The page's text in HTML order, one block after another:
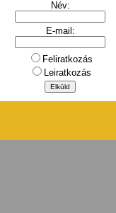
Név:
E-mail:
Feliratkozás
Leiratkozás